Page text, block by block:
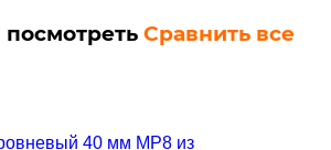
Сравнить все